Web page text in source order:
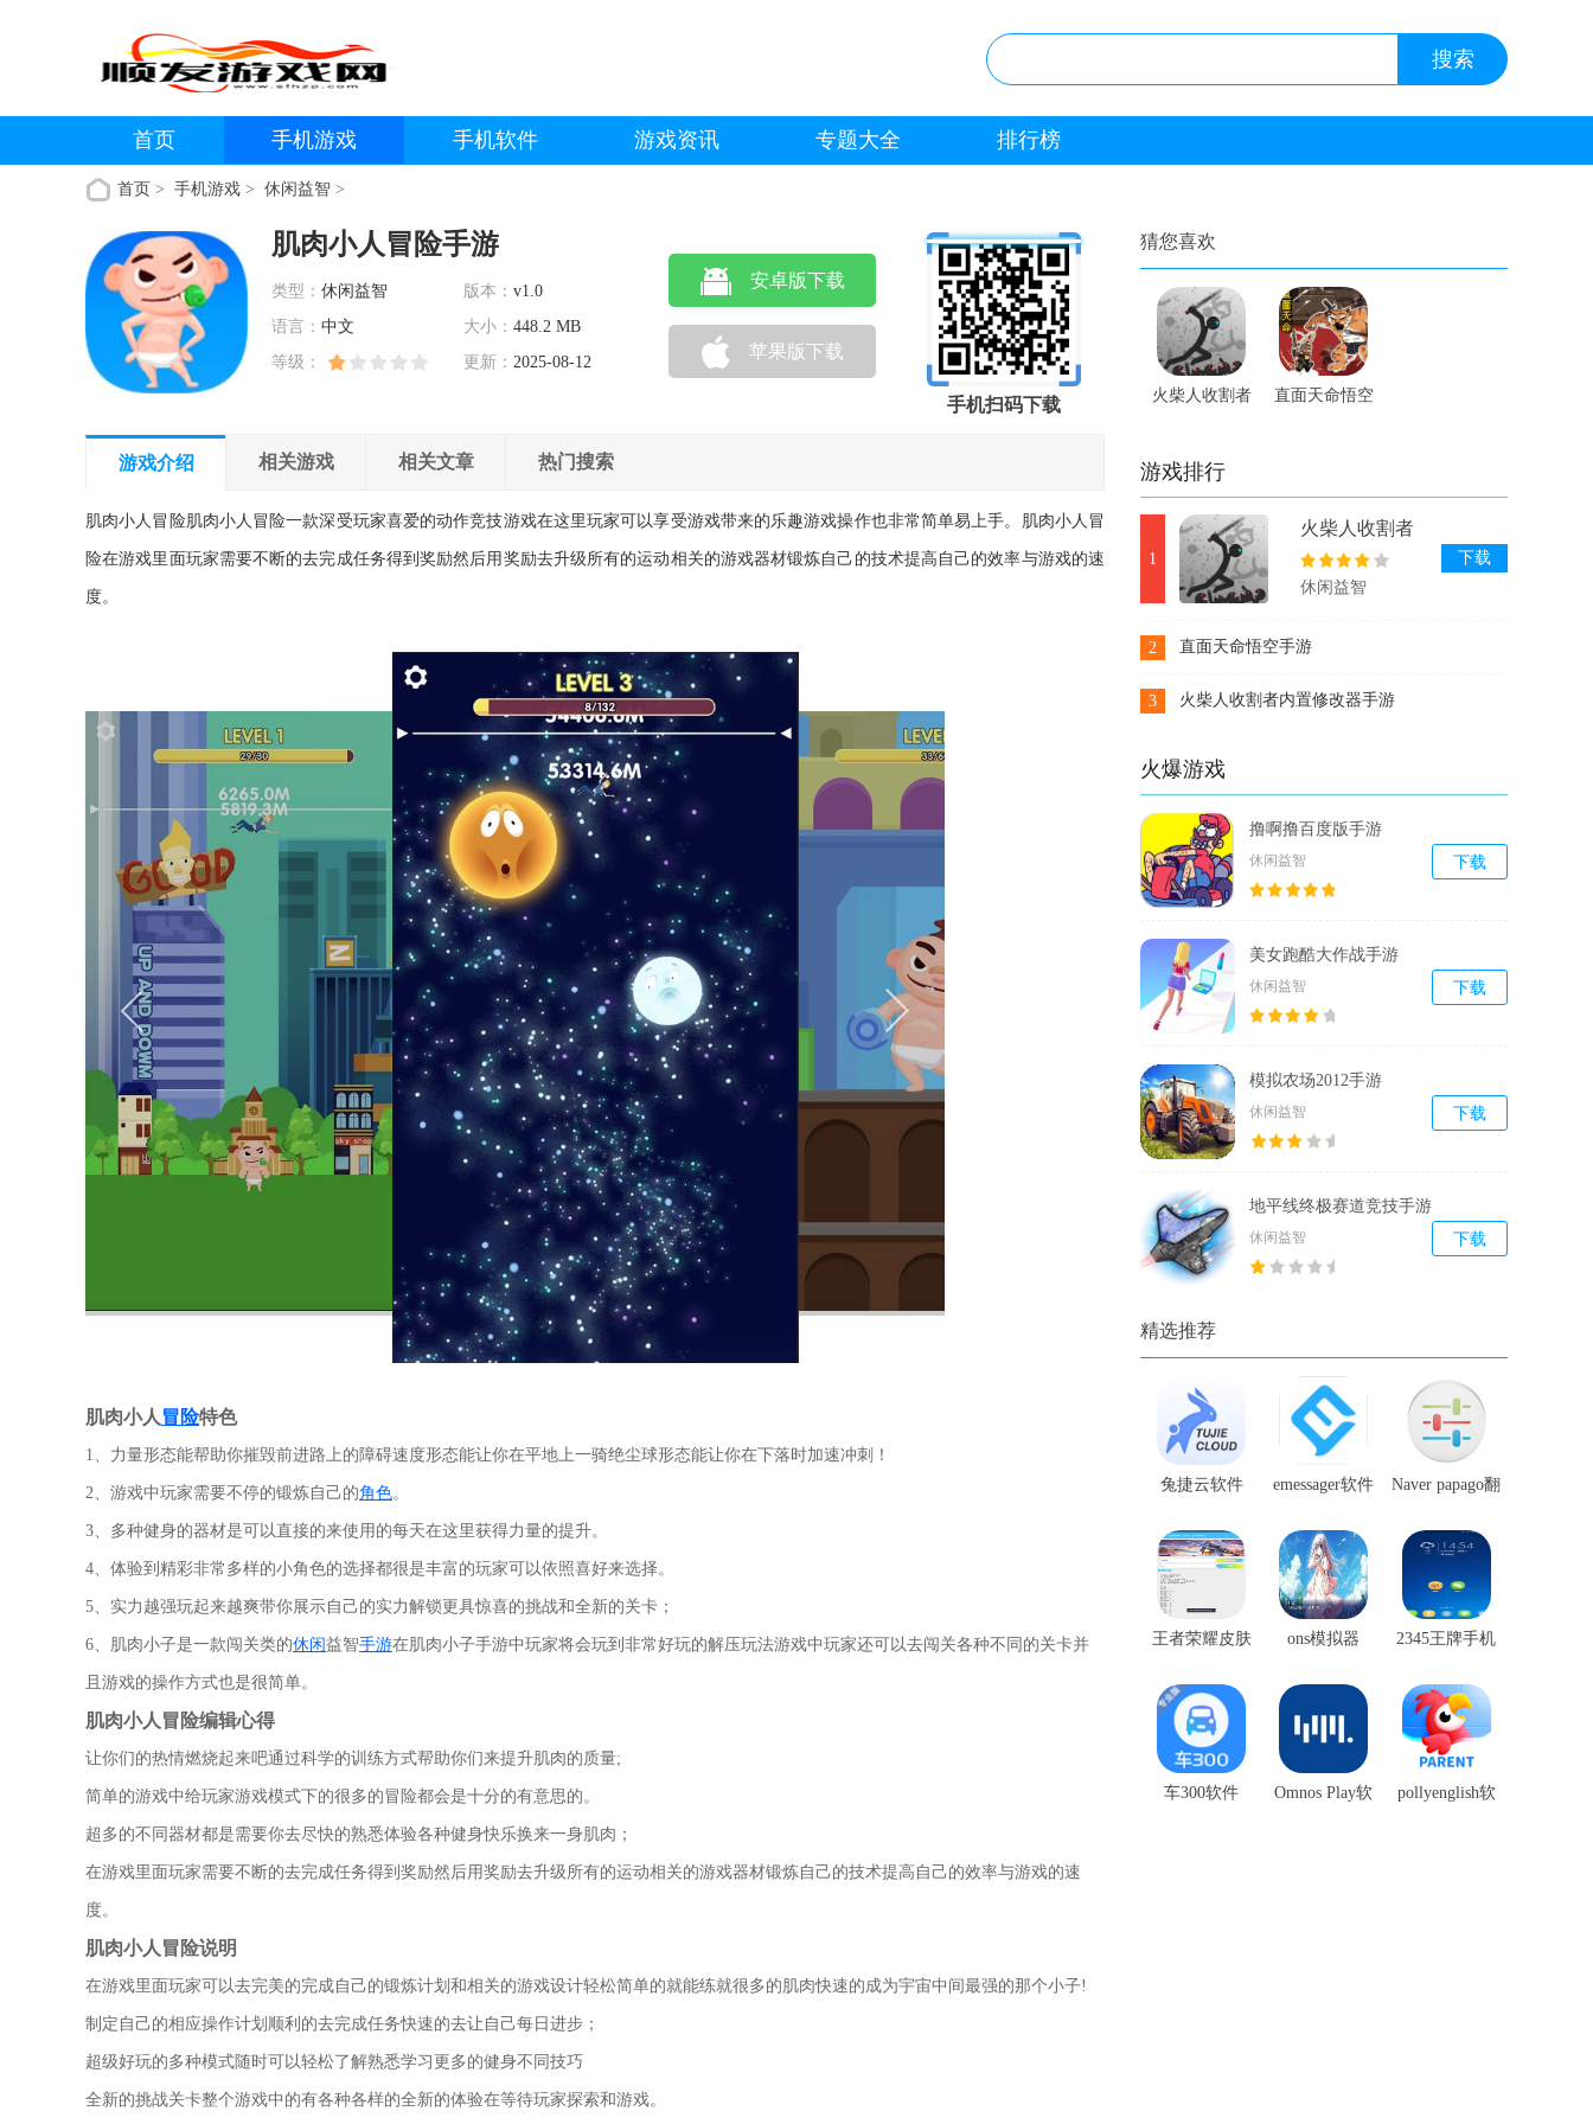
首页 手机游戏 手机软件 游戏资讯 专题大全 排行榜
首页 > 手机游戏 > 休闲益智 >
肌肉小人冒险手游
类型： 休闲益智 版本： v1.0
语言： 中文 大小： 448.2 MB
等级：
更新： 2025-08-12
安卓版下载
苹果版下载
手机扫码下载
游戏介绍 相关游戏 相关文章 热门搜索
肌肉小人冒险肌肉小人冒险一款深受玩家喜爱的动作竞技游戏在这里玩家可以享受游戏带来的乐趣游戏操作也非常简单易上手。肌肉小人冒
险在游戏里面玩家需要不断的去完成任务得到奖励然后用奖励去升级所有的运动相关的游戏器材锻炼自己的技术提高自己的效率与游戏的速
度。
肌肉小人冒险特色
1、力量形态能帮助你摧毁前进路上的障碍速度形态能让你在平地上一骑绝尘球形态能让你在下落时加速冲刺！
2、游戏中玩家需要不停的锻炼自己的角色。
3、多种健身的器材是可以直接的来使用的每天在这里获得力量的提升。
4、体验到精彩非常多样的小角色的选择都很是丰富的玩家可以依照喜好来选择。
5、实力越强玩起来越爽带你展示自己的实力解锁更具惊喜的挑战和全新的关卡；
6、肌肉小子是一款闯关类的休闲益智手游在肌肉小子手游中玩家将会玩到非常好玩的解压玩法游戏中玩家还可以去闯关各种不同的关卡并
且游戏的操作方式也是很简单。
肌肉小人冒险编辑心得
让你们的热情燃烧起来吧通过科学的训练方式帮助你们来提升肌肉的质量;
简单的游戏中给玩家游戏模式下的很多的冒险都会是十分的有意思的。
超多的不同器材都是需要你去尽快的熟悉体验各种健身快乐换来一身肌肉；
在游戏里面玩家需要不断的去完成任务得到奖励然后用奖励去升级所有的运动相关的游戏器材锻炼自己的技术提高自己的效率与游戏的速
度。
肌肉小人冒险说明
在游戏里面玩家可以去完美的完成自己的锻炼计划和相关的游戏设计轻松简单的就能练就很多的肌肉快速的成为宇宙中间最强的那个小子!
制定自己的相应操作计划顺利的去完成任务快速的去让自己每日进步；
超级好玩的多种模式随时可以轻松了解熟悉学习更多的健身不同技巧
全新的挑战关卡整个游戏中的有各种各样的全新的体验在等待玩家探索和游戏。
猜您喜欢
火柴人收割者
直面天命悟空
游戏排行
1
火柴人收割者
内置修改器手
游
休闲益智
下载
2 直面天命悟空手游
3 火柴人收割者内置修改器手游
火爆游戏
撸啊撸百度版手游
休闲益智 下载
美女跑酷大作战手游
休闲益智 下载
模拟农场2012手游
休闲益智 下载
地平线终极赛道竞技手游
休闲益智 下载
精选推荐
兔捷云软件 emessager软件
Naver papago翻
王者荣耀皮肤
ons模拟器
2345王牌手机
车300软件
Omnos Play软
pollyenglish软